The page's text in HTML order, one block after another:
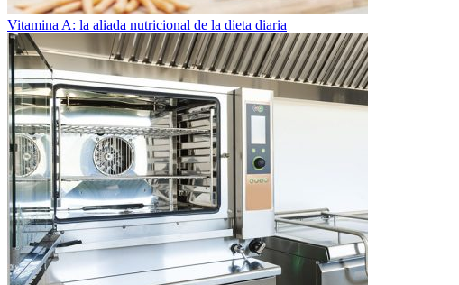
Vitamina A: la aliada nutricional de la dieta diaria